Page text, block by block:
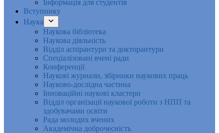
Інформація для студентів
Вступнику
Наука
Наукова бібліотека
Наукова діяльність
Відділ аспірантури та докторантури
Спеціалізовані вчені ради
Конференції
Наукові журнали, збірники наукових праць
Науково-дослідна частина
Інноваційні наукові кластери
Відділ організації наукової роботи з НПП та
здобувачами освіти
Рада молодих вчених
Академічна доброчесність